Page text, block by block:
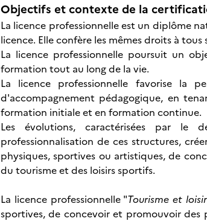
Objectifs et contexte de la
La licence professionnelle est un diplôme
licence. Elle confère les mêmes droits à
La licence professionnelle poursuit un
formation tout au long de la vie.
La licence professionnelle favorise la
d'accompagnement pédagogique, en
formation initiale et en formation continue.
Les évolutions, caractérisées par le
professionnalisation de ces structures,
physiques, sportives ou artistiques, de
du tourisme et des loisirs sportifs.
La licence professionnelle "Tourisme et
sportives, de concevoir et promouvoir